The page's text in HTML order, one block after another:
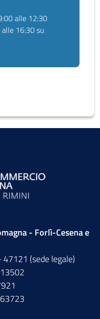
alle 12:30
16:30 su
- Forlì-Cesena e
47121 (sede legale)